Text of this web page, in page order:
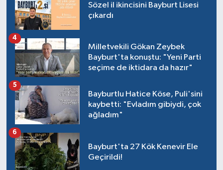
Sözel il ikincisini Bayburt Lisesi
çıkardı
Milletvekili Gökan Zeybek
Bayburt'ta konuştu: "Yeni Parti
seçime de iktidara da hazır"
4
Bayburtlu Hatice Köse, Puli'sini
kaybetti: "Evladım gibiydi, çok
ağladım"
5
Bayburt'ta 27 Kök Kenevir Ele
Geçirildi!
6